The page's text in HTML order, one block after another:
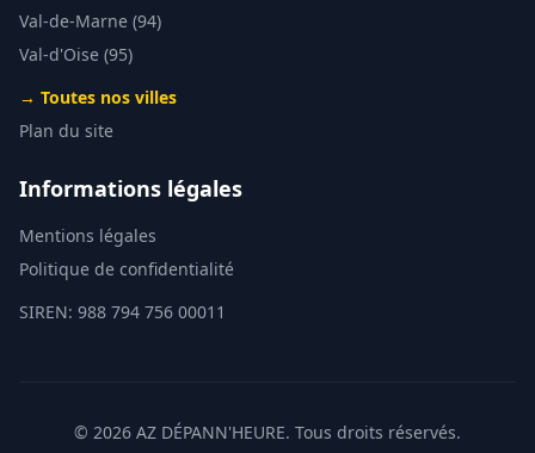
Val-de-Marne (94)
Val-d'Oise (95)
→ Toutes nos villes
Plan du site
Informations légales
Mentions légales
Politique de confidentialité
SIREN: 988 794 756 00011
© 2026 AZ DÉPANN'HEURE. Tous droits réservés.